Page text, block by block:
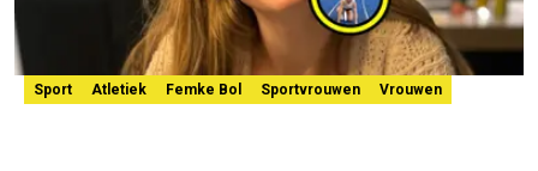
Sport Atletiek Femke Bol Sportvrouwen Vrouwen